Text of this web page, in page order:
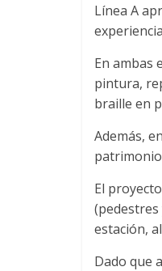
Línea A
En ambas
pintura,
braille en
Además,
El
estación,
Dado que